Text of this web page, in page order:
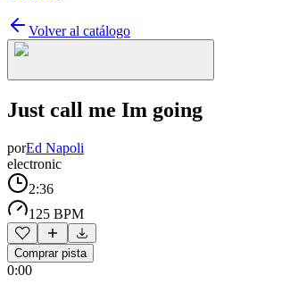
Volver al catálogo
Just call me Im going
porEd Napoli
electronic
2:36
125 BPM
Comprar pista
0:00